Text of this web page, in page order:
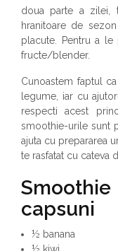
doua parte a zilei,
hranitoare de
placute. Pentru a
fructe/blender.
Cunoastem faptul
legume, iar cu
respecti acest
smoothie-urile sunt
ajuta cu prepararea
te rasfatat cu cateva
capsuni
½ banana